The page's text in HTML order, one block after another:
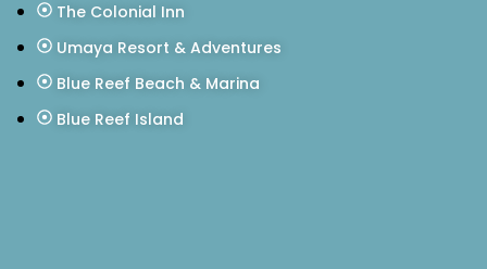
The Colonial Inn
Umaya Resort & Adventures
Blue Reef Beach & Marina
Blue Reef Island